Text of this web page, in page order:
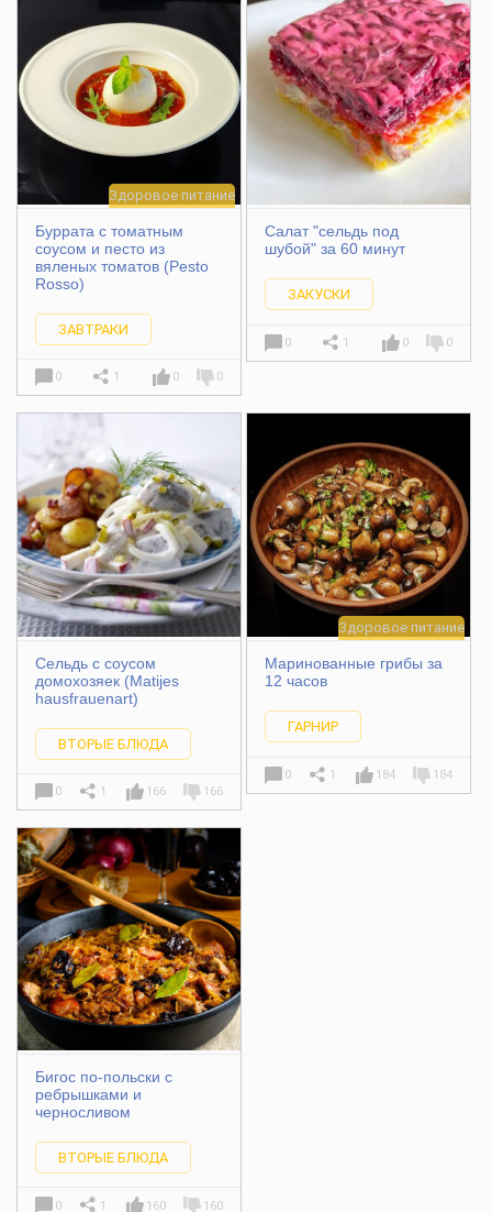
Здоровое питание
Буррата с томатным
соусом и песто из
вяленых томатов (Pesto
Rosso)
ЗАВТРАКИ
0 1 0 0
Салат "сельдь под
шубой" за 60 минут
ЗАКУСКИ
0 1 0 0
Сельдь с соусом
домохозяек (Matijes
hausfrauenart)
ВТОРЫЕ БЛЮДА
0 1 166 166
Здоровое питание
Маринованные грибы за
12 часов
ГАРНИР
0 1 184 184
Бигос по-польски с
ребрышками и
черносливом
ВТОРЫЕ БЛЮДА
0 1 160 160